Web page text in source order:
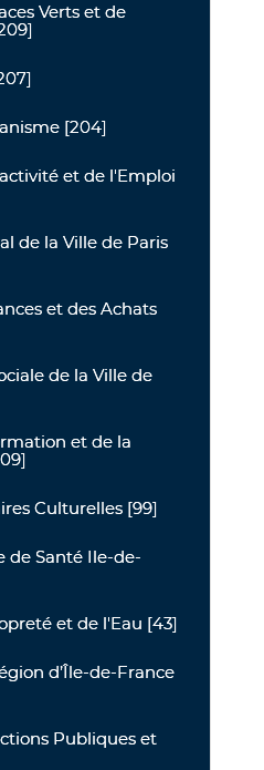
et de l'Environnement
Verts et de
[204]
de l'Emploiet de l'Emploi
de Paris
de la Ville de Paris
Achats
et des Achats
Ville de Paris
de la Ville de
de la Communication
et de la
Culturelles [99]
Ile-de-France
de Santé Ile-de-
de l'Eauet de l'Eau [43]
de-France
d’Île-de-France
et Architecture
Publiques et